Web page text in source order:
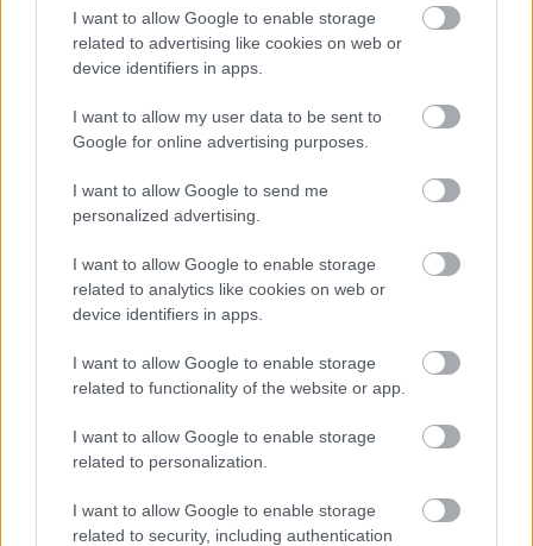
I want to allow Google to enable storage
related to advertising like cookies on web or
device identifiers in apps.
I want to allow my user data to be sent to
Google for online advertising purposes.
I want to allow Google to send me
personalized advertising.
I want to allow Google to enable storage
related to analytics like cookies on web or
device identifiers in apps.
I want to allow Google to enable storage
related to functionality of the website or app.
I want to allow Google to enable storage
related to personalization.
I want to allow Google to enable storage
related to security, including authentication
A GYŐRI AUDI ETO KC PÉNTEKI FELKÉSZÜLÉSI
MÉRKŐZÉSE
Az energiaellátás tehermentesítése érdekében másfél órával
előrébb hozták a Brest Bretagne Handball elleni találkozó
kezdését.
1 hozzászólás